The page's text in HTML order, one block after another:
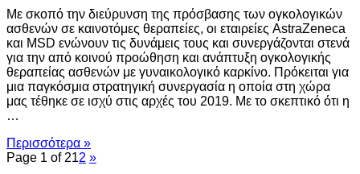
Με σκοπό την διεύρυνση της πρόσβασης των ογκολογικών
ασθενών σε καινοτόμες θεραπείες, οι εταιρείες AstraZeneca
και MSD ενώνουν τις δυνάμεις τους και συνεργάζονται στενά
για την από κοινού προώθηση και ανάπτυξη ογκολογικής
θεραπείας ασθενών με γυναικολογικό καρκίνο. Πρόκειται για
μια παγκόσμια στρατηγική συνεργασία η οποία στη χώρα
μας τέθηκε σε ισχύ στις αρχές του 2019. Με το σκεπτικό ότι η
…
Περισσότερα »
Page 1 of 212 »